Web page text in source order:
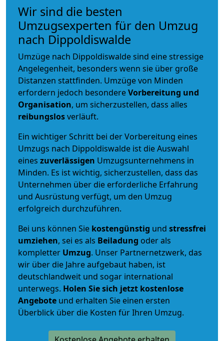
Wir sind die besten
Umzugsexperten für den Umzug
nach Dippoldiswalde
Umzüge nach Dippoldiswalde sind eine stressige
Angelegenheit, besonders wenn sie über große
Distanzen stattfinden. Umzüge von Minden
erfordern jedoch besondereVorbereitung und
Organisation, um sicherzustellen, dass alles
reibungslosverläuft.
Ein wichtiger Schritt bei der Vorbereitung eines
Umzugs nach Dippoldiswalde ist die Auswahl
eines zuverlässigen Umzugsunternehmens in
Minden. Es ist wichtig, sicherzustellen, dass das
Unternehmen über die erforderliche Erfahrung
und Ausrüstung verfügt, um den Umzug
erfolgreich durchzuführen.
Bei uns können Sie kostengünstig und stressfrei
umziehen, sei es als Beiladung oder als
kompletter Umzug. Unser Partnernetzwerk, das
wir über die Jahre aufgebaut haben, ist
deutschlandweit und sogar international
unterwegs. Holen Sie sich jetzt kostenlose
Angebote und erhalten Sie einen ersten
Überblick über die Kosten für Ihren Umzug.